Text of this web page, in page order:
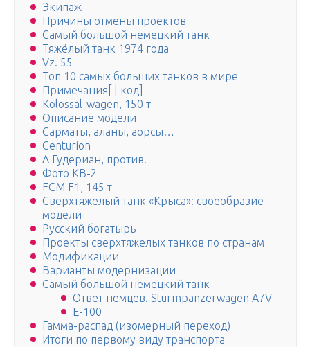
Экипаж
Причины отмены проектов
Самый большой немецкий танк
Тяжёлый танк 1974 года
Vz. 55
Топ 10 самых больших танков в мире
Примечания[ | код]
Kolossal-wagen, 150 т
Описание модели
Сарматы, аланы, аорсы…
Centurion
А Гудериан, против!
Фото КВ-2
FCM F1, 145 т
Сверхтяжелый танк «Крыса»: своеобразие
модели
Русский богатырь
Проекты сверхтяжелых танков по странам
Модификации
Варианты модернизации
Самый большой немецкий танк
Ответ немцев. Sturmpanzerwagen A7V
Е-100
Гамма-распад (изомерный переход)
Итоги по первому виду транспорта